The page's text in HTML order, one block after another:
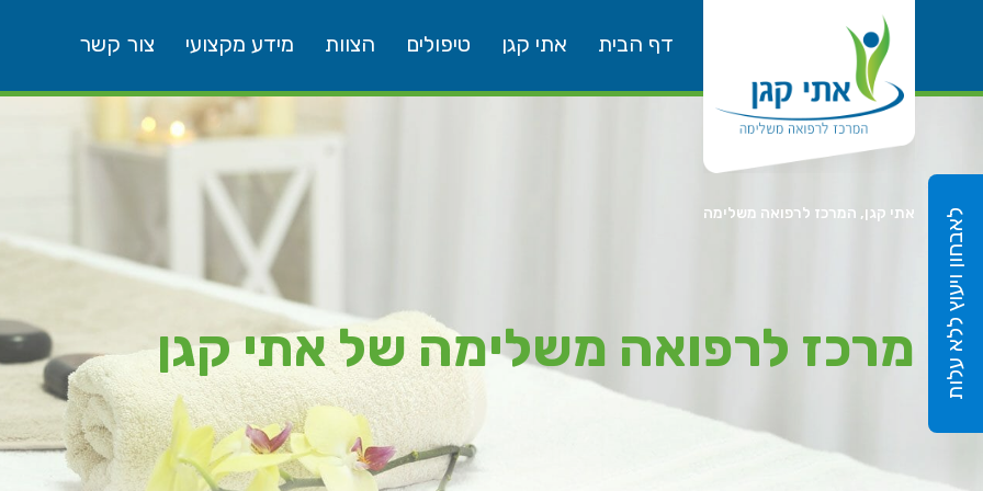
דף הבית אתי קגן טיפולים הצוות מידע מקצועי צור קשר
לאבחון ויעוץ ללא עלות אתי קגן, המרכז לרפואה משלימה
מרכז לרפואה משלימה של אתי קגן